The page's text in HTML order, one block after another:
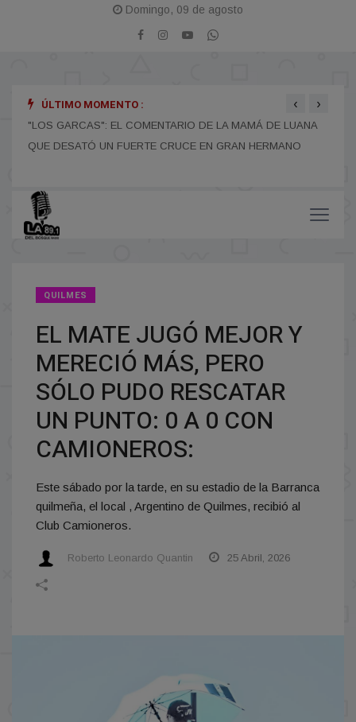
Domingo, 09 de agosto
ÚLTIMO MOMENTO :
"LOS GARCAS": EL COMENTARIO DE LA MAMÁ DE LUANA
QUE DESATÓ UN FUERTE CRUCE EN GRAN HERMANO
‹ ›
QUILMES
EL MATE JUGÓ MEJOR Y
MERECIÓ MÁS, PERO
SÓLO PUDO RESCATAR
UN PUNTO: 0 A 0 CON
CAMIONEROS:
Este sábado por la tarde, en su estadio de la Barranca
quilmeña, el local , Argentino de Quilmes, recibió al
Club Camioneros.
Roberto Leonardo Quantin 25 Abril, 2026